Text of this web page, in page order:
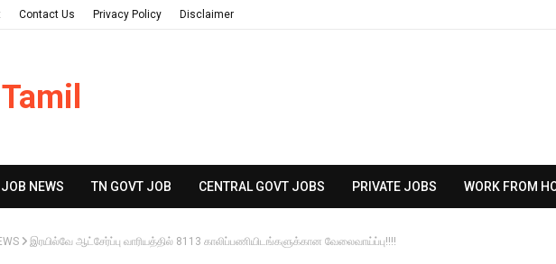
Contact Us Privacy Policy Disclaimer
JOB NEWS TN GOVT JOB CENTRAL GOVT JOBS PRIVATE JOBS WORK FROM
இரயில்வே ஆட்சேர்ப்பு வாரியத்தில் 8113 காலிப்பணியிடங்களுக்கான வேலைவாய்ப்பு!!!!